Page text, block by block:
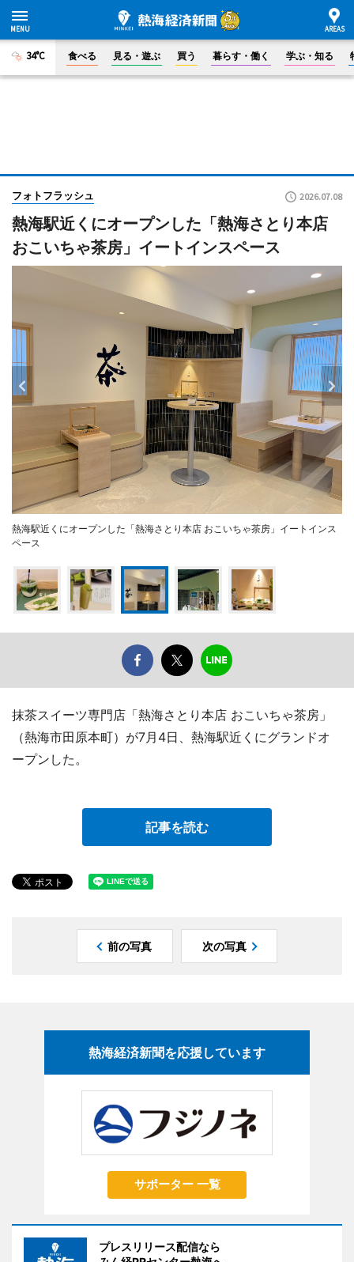
34°C 食べる 見る・遊ぶ 買う 暮らす・働く 学ぶ・知る
フォトフラッシュ 2026.07.08
熱海駅近くにオープンした「熱海さとり本店
おこいちゃ茶房」イートインスペース
熱海駅近くにオープンした「熱海さとり本店 おこいちゃ茶房」イートインス
ペース
抹茶スイーツ専門店「熱海さとり本店 おこいちゃ茶房」
（熱海市田原本町）が7月4日、熱海駅近くにグランドオ
ープンした。
記事を読む
前の写真 次の写真
熱海経済新聞を応援しています
サポーター 一覧
プレスリリース配信なら